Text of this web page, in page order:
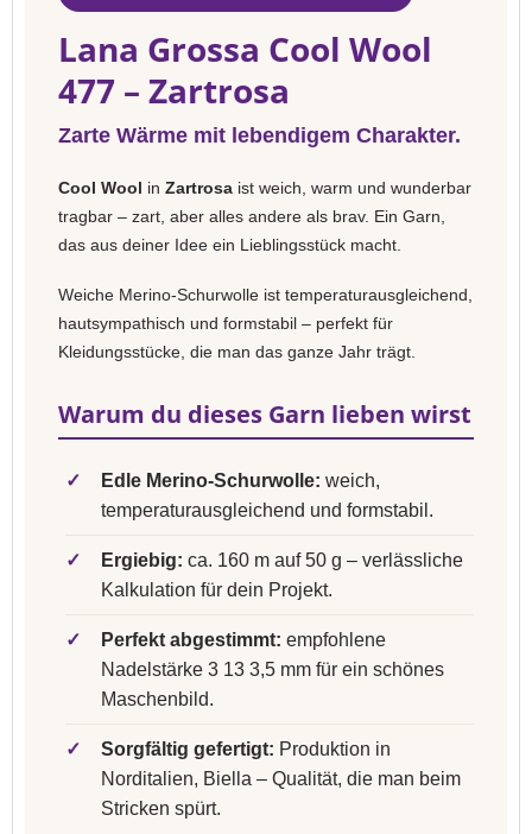
Lana Grossa Cool Wool
477 – Zartrosa
Zarte Wärme mit lebendigem Charakter.
Cool Wool in Zartrosa ist weich, warm und wunderbar
tragbar – zart, aber alles andere als brav. Ein Garn,
das aus deiner Idee ein Lieblingsstück macht.
Weiche Merino-Schurwolle ist temperaturausgleichend,
hautsympathisch und formstabil – perfekt für
Kleidungsstücke, die man das ganze Jahr trägt.
Warum du dieses Garn lieben wirst
✓ Edle Merino-Schurwolle: weich,
temperaturausgleichend und formstabil.
✓ Ergiebig: ca. 160 m auf 50 g – verlässliche
Kalkulation für dein Projekt.
✓ Perfekt abgestimmt: empfohlene
Nadelstärke 3 13 3,5 mm für ein schönes
Maschenbild.
✓ Sorgfältig gefertigt: Produktion in
Norditalien, Biella – Qualität, die man beim
Stricken spürt.